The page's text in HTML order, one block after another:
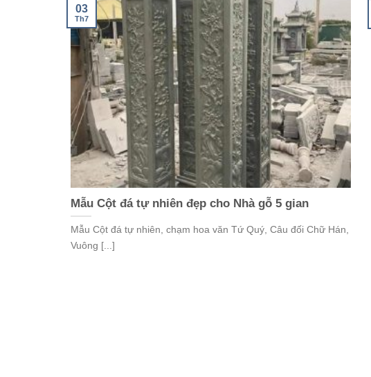
Mẫu Cột đá tự nhiên đẹp cho Nhà gỗ 5 gian
Mẫu Cột đá tự nhiên, chạm hoa văn Tứ Quý, Câu đối Chữ Hán,
Vuông [...]
03
Th7